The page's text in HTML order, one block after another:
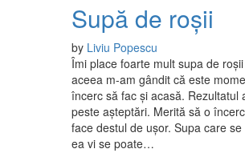
Supă de roșii
by Liviu Popescu
Îmi place foarte mult supa de
aceea m-am gândit că este
încerc să fac și acasă. Rezultatul
peste așteptări. Merită să o
face destul de ușor. Supa care
ea vi se poate…